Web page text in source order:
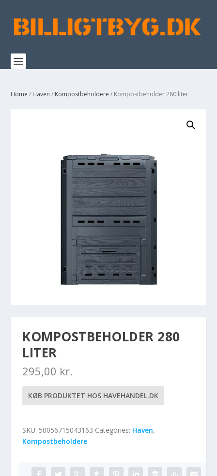
Home / Haven / Kompostbeholdere / Kompostbeholder 280 liter
KOMPOSTBEHOLDER 280
LITER
295,00 kr.
KØB PRODUKTET HOS HAVEHANDEL.DK
SKU: 50056715043163 Categories: Haven,
Kompostbeholdere